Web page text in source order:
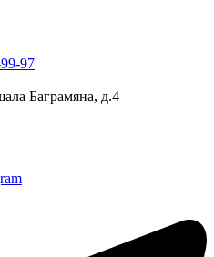
97
Баграмяна, д.4